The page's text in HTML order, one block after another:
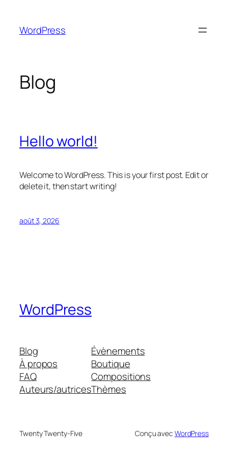
contenu
WordPress
Blog
Hello world!
Welcome to WordPress. This is your first post. Edit or
delete it, then start writing!
août 3, 2026
WordPress
Blog
À propos
FAQ
Auteurs/autrices
Évènements
Boutique
Compositions
Thèmes
Twenty Twenty-Five Conçu avec WordPress